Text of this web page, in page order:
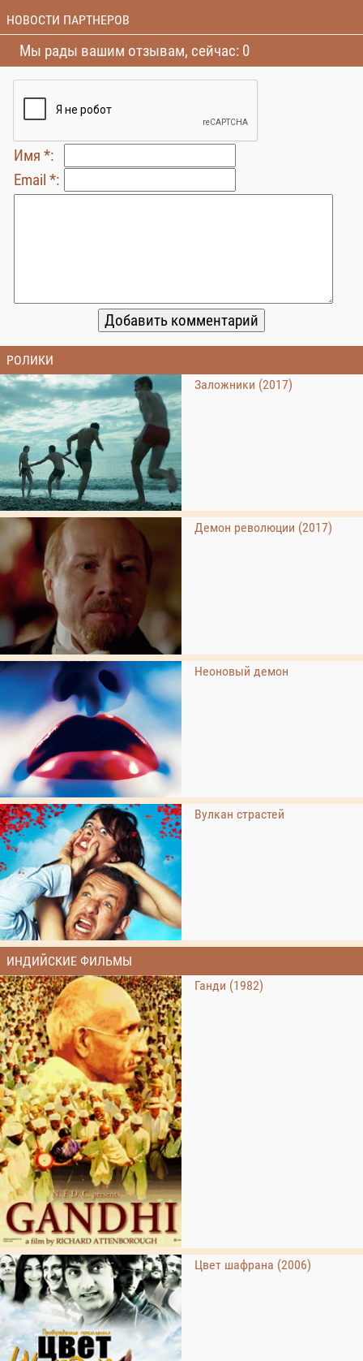
НОВОСТИ ПАРТНЕРОВ
Мы рады вашим отзывам, сейчас: 0
Имя *:
Email *:
РОЛИКИ
Заложники (2017)
Демон революции (2017)
Неоновый демон
Вулкан страстей
ИНДИЙСКИЕ ФИЛЬМЫ
Ганди (1982)
Цвет шафрана (2006)